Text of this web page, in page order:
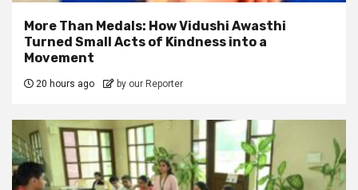
More Than Medals: How Vidushi Awasthi
Turned Small Acts of Kindness into a
Movement
20 hours ago by our Reporter